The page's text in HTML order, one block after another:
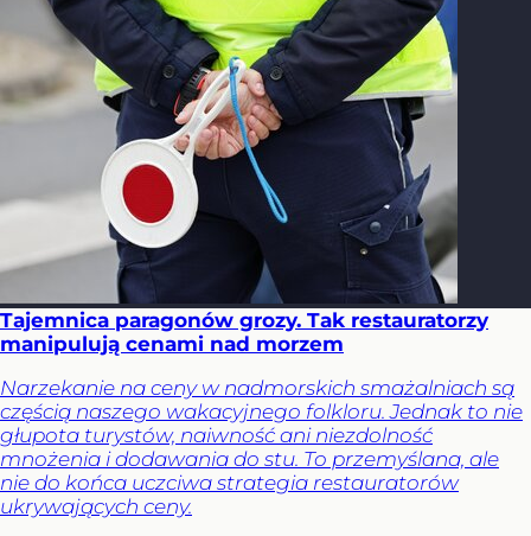
Tajemnica paragonów grozy. Tak restauratorzy
manipulują cenami nad morzem
Narzekanie na ceny w nadmorskich smażalniach są
częścią naszego wakacyjnego folkloru. Jednak to nie
głupota turystów, naiwność ani niezdolność
mnożenia i dodawania do stu. To przemyślana, ale
nie do końca uczciwa strategia restauratorów
ukrywających ceny.